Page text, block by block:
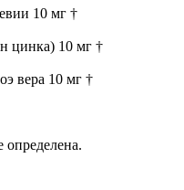
10 мг †
цинка) 10 мг †
вера 10 мг †
определена.